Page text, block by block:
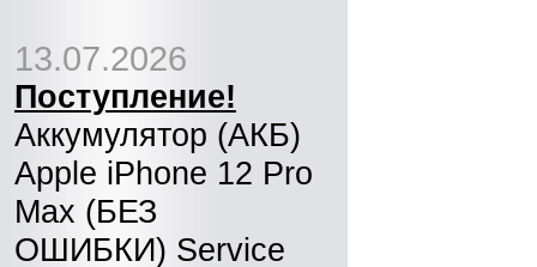
13.07.2026
Поступление!
Аккумулятор (АКБ)
Apple iPhone 12 Pro
Max (БЕЗ
ОШИБКИ) Service